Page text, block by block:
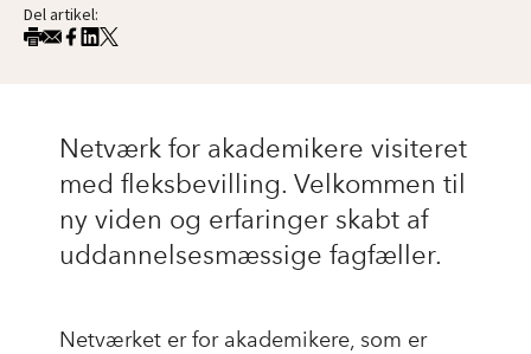
Del artikel:
Netværk for akademikere visiteret
med fleksbevilling. Velkommen til
ny viden og erfaringer skabt af
uddannelsesmæssige fagfæller.
Netværket er for akademikere, som er